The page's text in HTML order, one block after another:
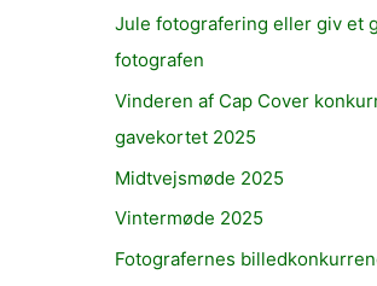
Jule fotografering eller giv et
fotografen
Vinderen af Cap Cover
gavekortet 2025
Midtvejsmøde 2025
Vintermøde 2025
Fotografernes